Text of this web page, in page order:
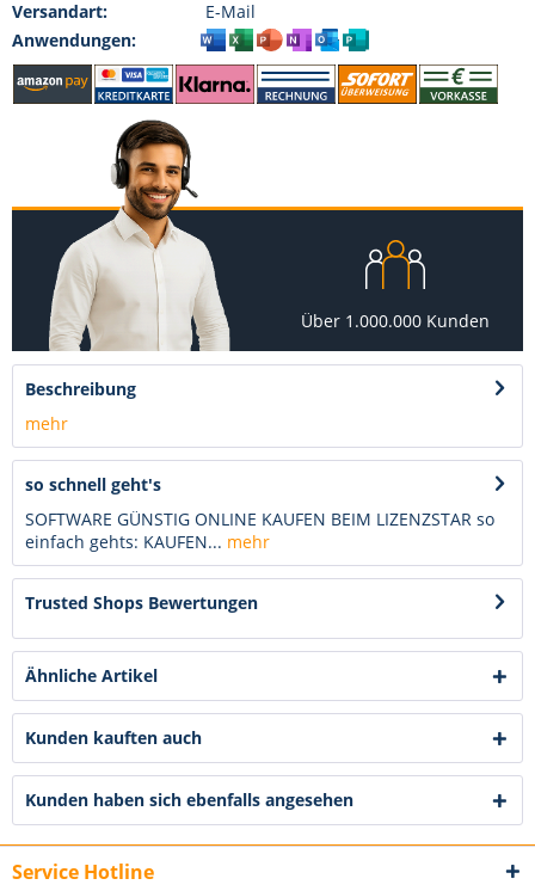
Versandart:
E-Mail
Anwendungen:
Über 1.000.000 Kunden
Beschreibung
mehr
so schnell geht's
SOFTWARE GÜNSTIG ONLINE KAUFEN BEIM LIZENZSTAR so
einfach gehts: KAUFEN... mehr
Trusted Shops Bewertungen
Ähnliche Artikel
Kunden kauften auch
Kunden haben sich ebenfalls angesehen
Service Hotline